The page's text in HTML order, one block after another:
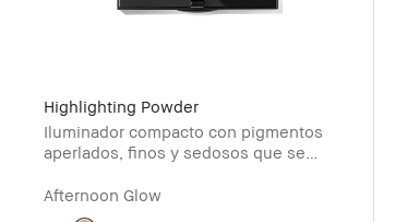
Highlighting Powder
Iluminador compacto con pigmentos
aperlados, finos y sedosos que se
Afternoon Glow